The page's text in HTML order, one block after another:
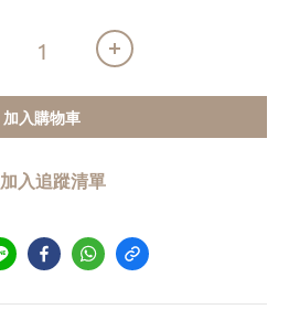
加入購物車
加入追蹤清單